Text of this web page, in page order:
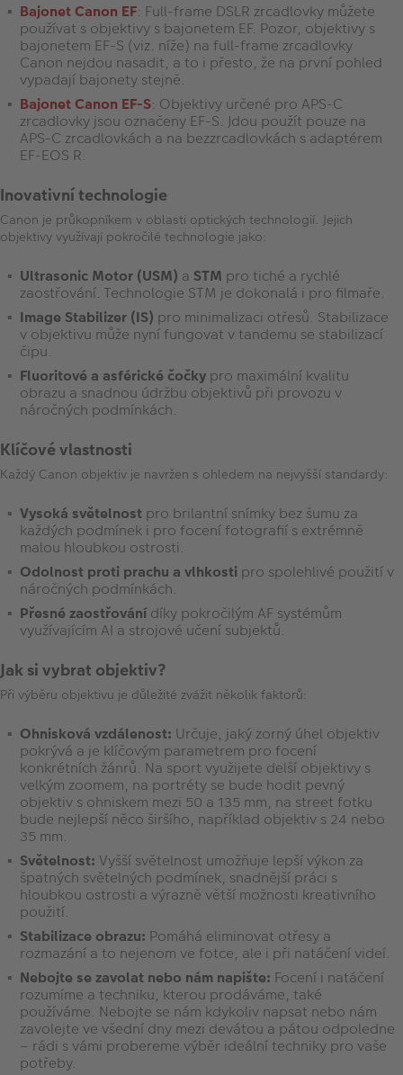
Bajonet Canon EF: Full-frame DSLR zrcadlovky můžete
používat s objektivy s bajonetem EF. Pozor, objektivy s
bajonetem EF-S (viz. níže) na full-frame zrcadlovky
Canon nejdou nasadit, a to i přesto, že na první pohled
vypadají bajonety stejně.
Bajonet Canon EF-S: Objektivy určené pro APS-C
zrcadlovky jsou označeny EF-S. Jdou použít pouze na
APS-C zrcadlovkách a na bezzrcadlovkách s adaptérem
EF-EOS R.
Inovativní technologie
Canon je průkopníkem v oblasti optických technologií. Jejich
objektivy využívají pokročilé technologie jako:
Ultrasonic Motor (USM) a STM pro tiché a rychlé
zaostřování. Technologie STM je dokonalá i pro filmaře.
Image Stabilizer (IS) pro minimalizaci otřesů. Stabilizace
v objektivu může nyní fungovat v tandemu se stabilizací
čipu.
Fluoritové a asférické čočky pro maximální kvalitu
obrazu a snadnou údržbu objektivů při provozu v
náročných podmínkách.
Klíčové vlastnosti
Každý Canon objektiv je navržen s ohledem na nejvyšší standardy:
Vysoká světelnost pro brilantní snímky bez šumu za
každých podmínek i pro focení fotografií s extrémně
malou hloubkou ostrosti.
Odolnost proti prachu a vlhkosti pro spolehlivé použití v
náročných podmínkách.
Přesné zaostřování díky pokročilým AF systémům
využívajícím AI a strojové učení subjektů.
Jak si vybrat objektiv?
Při výběru objektivu je důležité zvážit několik faktorů:
Ohnisková vzdálenost: Určuje, jaký zorný úhel objektiv
pokrývá a je klíčovým parametrem pro focení
konkrétních žánrů. Na sport využijete delší objektivy s
velkým zoomem, na portréty se bude hodit pevný
objektiv s ohniskem mezi 50 a 135 mm, na street fotku
bude nejlepší něco širšího, například objektiv s 24 nebo
35 mm.
Světelnost: Vyšší světelnost umožňuje lepší výkon za
špatných světelných podmínek, snadnější práci s
hloubkou ostrosti a výrazně větší možnosti kreativního
použití.
Stabilizace obrazu: Pomáhá eliminovat otřesy a
rozmazání a to nejenom ve fotce, ale i při natáčení videí.
Nebojte se zavolat nebo nám napište: Focení i natáčení
rozumíme a techniku, kterou prodáváme, také
používáme. Nebojte se nám kdykoliv napsat nebo nám
zavolejte ve všední dny mezi devátou a pátou odpoledne
– rádi s vámi probereme výběr ideální techniky pro vaše
potřeby.